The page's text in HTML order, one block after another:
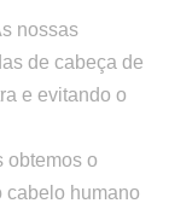
nossas
de cabeça de
e evitando o
obtemos o
cabelo humano